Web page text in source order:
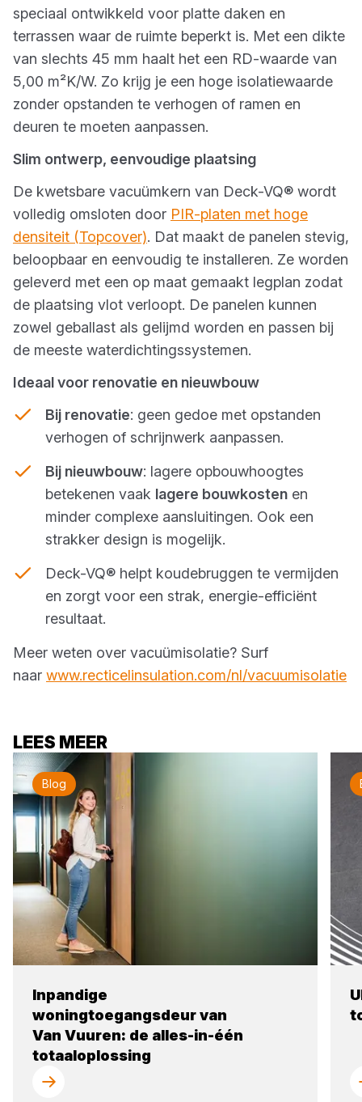
speciaal ontwikkeld voor platte daken en
terrassen waar de ruimte beperkt is. Met een dikte
van slechts 45 mm haalt het een RD-waarde van
5,00 m²K/W. Zo krijg je een hoge isolatiewaarde
zonder opstanden te verhogen of ramen en
deuren te moeten aanpassen.
Slim ontwerp, eenvoudige plaatsing
De kwetsbare vacuümkern van Deck-VQ® wordt
volledig omsloten door PIR-platen met hoge
densiteit (Topcover). Dat maakt de panelen stevig,
beloopbaar en eenvoudig te installeren. Ze worden
geleverd met een op maat gemaakt legplan zodat
de plaatsing vlot verloopt. De panelen kunnen
zowel geballast als gelijmd worden en passen bij
de meeste waterdichtingssystemen.
Ideaal voor renovatie en nieuwbouw
Bij renovatie: geen gedoe met opstanden
verhogen of schrijnwerk aanpassen.
Bij nieuwbouw: lagere opbouwhoogtes
betekenen vaak lagere bouwkosten en
minder complexe aansluitingen. Ook een
strakker design is mogelijk.
Deck-VQ® helpt koudebruggen te vermijden
en zorgt voor een strak, energie-efficiënt
resultaat.
Meer weten over vacuümisolatie? Surf
naar www.recticelinsulation.com/nl/vacuumisolatie
LEES MEER
Blog
Inpandige
woningtoegangsdeur van
Van Vuuren: de alles-in-één
totaaloplossing